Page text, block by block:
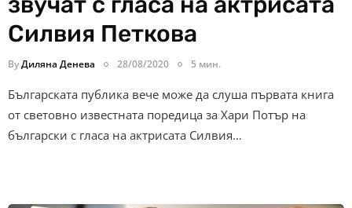
Силвия Петкова
ByДиляна Денева 28/08/2020 5 мин.
Българската публика вече може да слуша първата книга
от световно известната поредица за Хари Потър на
български с гласа на актрисата Силвия…